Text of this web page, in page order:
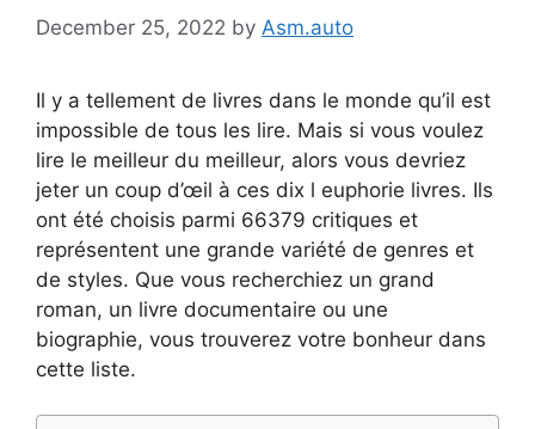
December 25, 2022 by Asm.auto
Il y a tellement de livres dans le monde qu’il est
impossible de tous les lire. Mais si vous voulez
lire le meilleur du meilleur, alors vous devriez
jeter un coup d’œil à ces dix l euphorie livres. Ils
ont été choisis parmi 66379 critiques et
représentent une grande variété de genres et
de styles. Que vous recherchiez un grand
roman, un livre documentaire ou une
biographie, vous trouverez votre bonheur dans
cette liste.